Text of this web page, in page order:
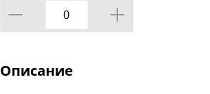
Описание